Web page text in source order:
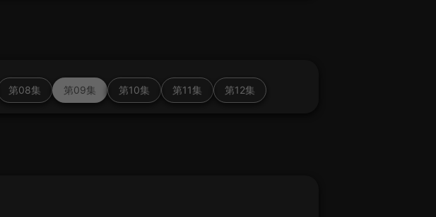
第08集 第09集 第10集 第11集 第12集